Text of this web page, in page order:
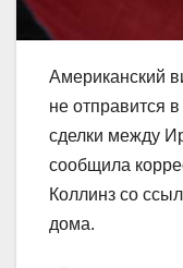
Американский
не отправится
сделки между
сообщила
Коллинз со
дома.